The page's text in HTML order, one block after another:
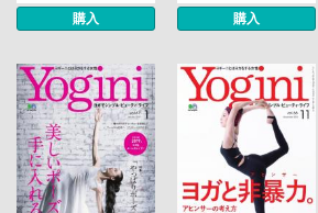
購入 購入